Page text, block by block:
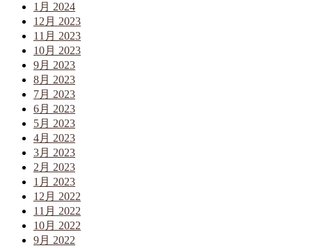
1月 2024
12月 2023
11月 2023
10月 2023
9月 2023
8月 2023
7月 2023
6月 2023
5月 2023
4月 2023
3月 2023
2月 2023
1月 2023
12月 2022
11月 2022
10月 2022
9月 2022